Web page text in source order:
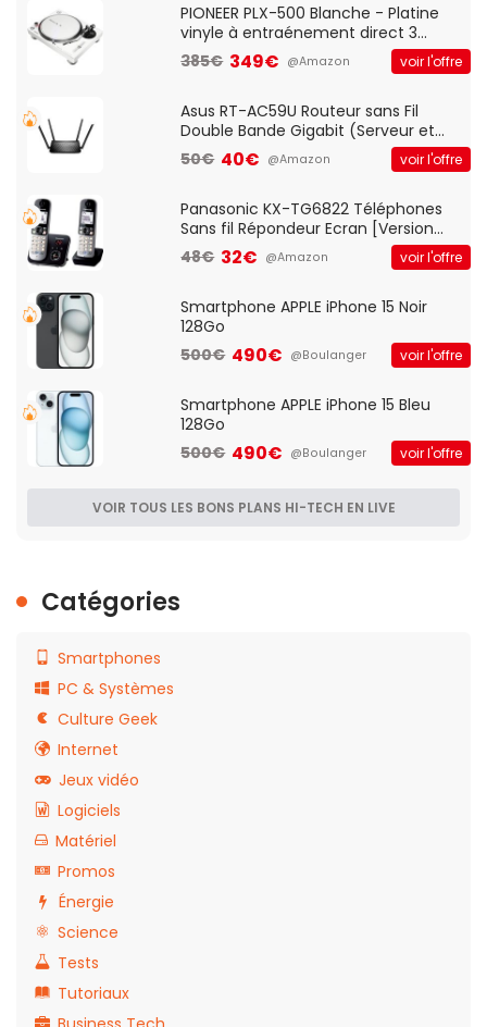
QWERTY UK - Noir
PIONEER PLX-500 Blanche - Platine
vinyle à entraénement direct 3
vitesses (33-45-78 trs/min) avec
pre-ampli intégré et port USB
385€ 349€ @Amazon voir l'offre
Asus RT-AC59U Routeur sans Fil
Double Bande Gigabit (Serveur et
Client VPN, Triple Vlan, Mode Point
d'accès et Bridge, contrôle Parental,
50€ 40€ @Amazon voir l'offre
Panasonic KX-TG6822 Téléphones
Sans fil Répondeur Ecran [Version
Française]
48€ 32€ @Amazon voir l'offre
Smartphone APPLE iPhone 15 Noir
128Go
500€ 490€ @Boulanger voir l'offre
Smartphone APPLE iPhone 15 Bleu
128Go
500€ 490€ @Boulanger voir l'offre
VOIR TOUS LES BONS PLANS HI-TECH EN LIVE
Catégories
Smartphones
PC & Systèmes
Culture Geek
Internet
Jeux vidéo
Logiciels
Matériel
Promos
Énergie
Science
Tests
Tutoriaux